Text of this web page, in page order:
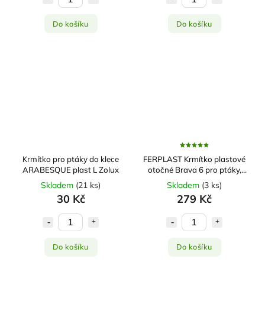
Do košíku Do košíku
Krmítko pro ptáky do klece
ARABESQUE plast L Zolux
Skladem (21 ks)
30 Kč
Do košíku
FERPLAST Krmítko plastové
otočné Brava 6 pro ptáky,
exoty
Skladem (3 ks)
279 Kč
Do košíku